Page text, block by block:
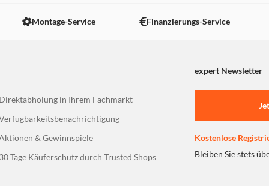
Montage-Service Finanzierungs-Service
expert Newsletter
in Ihrem Fachmarkt
& Gewinnspiele
Tage Käuferschutz durch Trusted Shops
Kostenlose
Bleiben Sie stets